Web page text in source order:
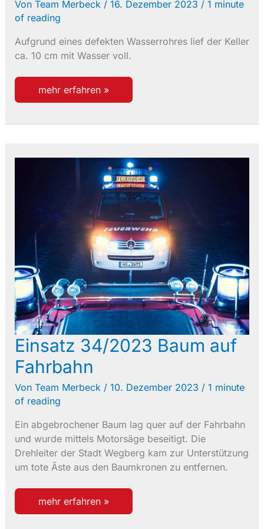
Von Team Merbeck / 16. Dezember 2023 / 1 minute
of reading
Aufgrund eines defekten Wasserrohres lief der Keller
ca. 10 cm mit Wasser voll.
einsatz
gebäude
mehr erfahren »
Einsatz 34/2023 Baum auf
Fahrbahn
Von Team Merbeck / 10. Dezember 2023 / 1 minute
of reading
Ein abgebrochener Baum lag quer auf der Fahrbahn
und wurde mittels Motorsäge beseitigt. Die
Drehleiter der Stadt Wegberg kam zur Unterstützung
um tote Äste aus den Baumkronen zu entfernen.
einsatz
mehr erfahren »